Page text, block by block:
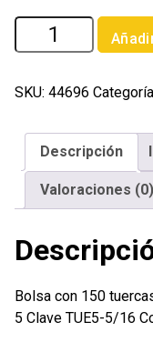
Bolsa
con
tuercas
hexagonales
pavonadas
grado
SKU: 44696
Descripción
Valoraciones (0)
Bolsa con 150
5 Clave TUE5-5/16